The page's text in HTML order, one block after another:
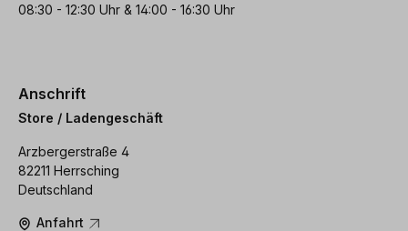
08:30 - 12:30 Uhr & 14:00 - 16:30 Uhr
Anschrift
Store / Ladengeschäft
Arzbergerstraße 4
82211 Herrsching
Deutschland
Anfahrt